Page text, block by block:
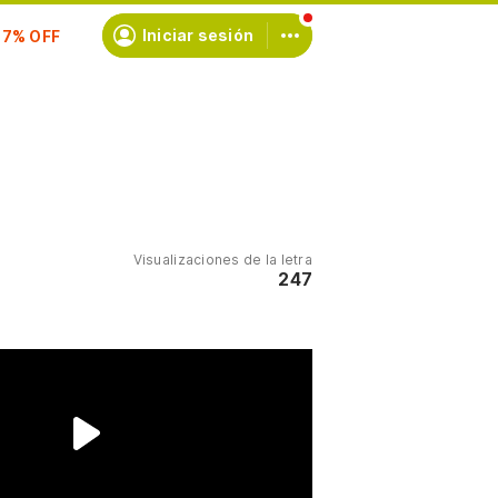
Iniciar sesión
Visualizaciones de la letra
247